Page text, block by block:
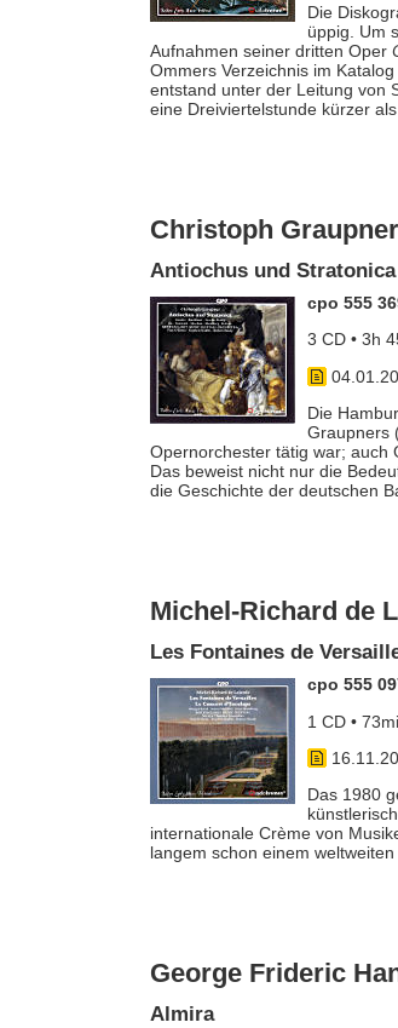
Die
üppig. Um
Aufnahmen seiner dritten Oper
Ommers Verzeichnis im
entstand unter der Leitung von
eine Dreiviertelstunde kürzer
Christoph Graupner
Antiochus und Stratonica
cpo 555
3 CD • 3h
Die
Graupners
Opernorchester tätig war; auch
Das beweist nicht nur die
die Geschichte der deutschen
Michel-Richard de
Les Fontaines de
cpo 555
1 CD •
Das 1980
internationale Crème von
langem schon einem
George Frideric
Almira